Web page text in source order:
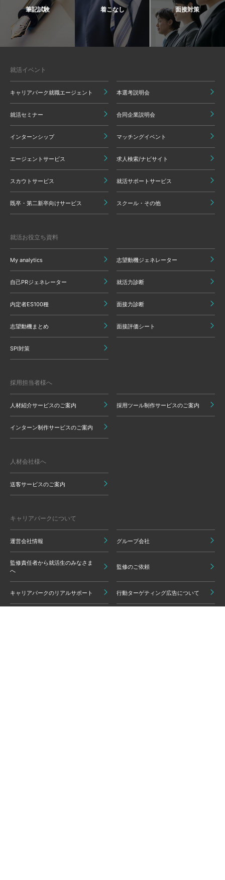
筆記試験 着こなし 面接対策
就活イベント
キャリアパーク就職エージェント 本選考説明会
就活セミナー 合同企業説明会
インターンシップ マッチングイベント
エージェントサービス 求人検索/ナビサイト
スカウトサービス 就活サポートサービス
既卒・第二新卒向けサービス スクール・その他
就活お役立ち資料
My analytics 志望動機ジェネレーター
自己PRジェネレーター 就活力診断
内定者ES100種 面接力診断
志望動機まとめ 面接評価シート
SPI対策
採用担当者様へ
人材紹介サービスのご案内 採用ツール制作サービスのご案内
インターン制作サービスのご案内
人材会社様へ
送客サービスのご案内
キャリアパークについて
運営会社情報 グループ会社
監修責任者から就活生のみなさま
へ
監修のご依頼
キャリアパークのリアルサポート 行動ターゲティング広告について